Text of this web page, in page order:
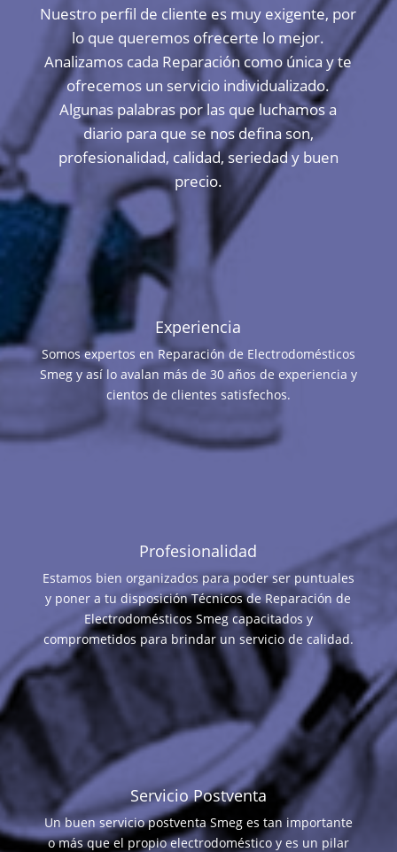
Nuestro perfil de cliente es muy exigente, por
lo que queremos ofrecerte lo mejor.
Analizamos cada Reparación como única y te
ofrecemos un servicio individualizado.
Algunas palabras por las que luchamos a
diario para que se nos defina son,
profesionalidad, calidad, seriedad y buen
precio.
Experiencia
Somos expertos en Reparación de Electrodomésticos
Smeg y así lo avalan más de 30 años de experiencia y
cientos de clientes satisfechos.
Profesionalidad
Estamos bien organizados para poder ser puntuales
y poner a tu disposición Técnicos de Reparación de
Electrodomésticos Smeg capacitados y
comprometidos para brindar un servicio de calidad.
Servicio Postventa
Un buen servicio postventa Smeg es tan importante
o más que el propio electrodoméstico y es un pilar